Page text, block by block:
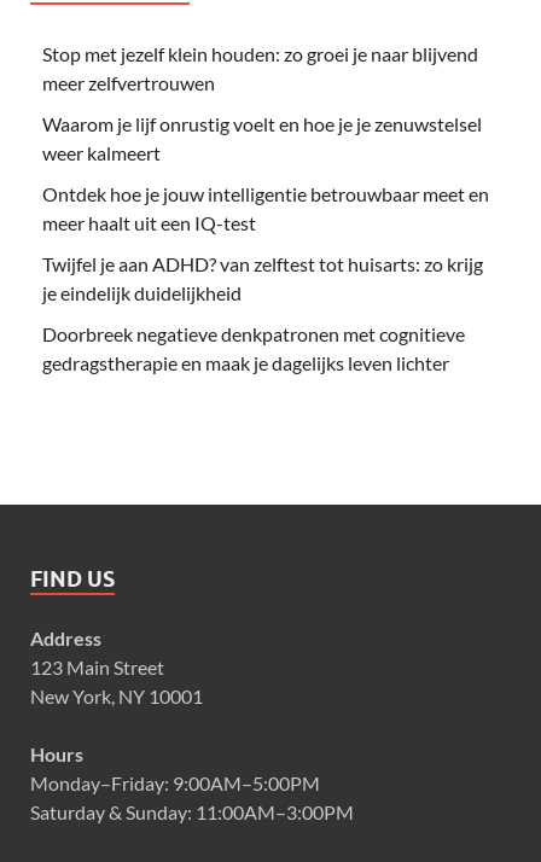
Stop met jezelf klein houden: zo groei je naar blijvend
meer zelfvertrouwen
Waarom je lijf onrustig voelt en hoe je je zenuwstelsel
weer kalmeert
Ontdek hoe je jouw intelligentie betrouwbaar meet en
meer haalt uit een IQ-test
Twijfel je aan ADHD? van zelftest tot huisarts: zo krijg
je eindelijk duidelijkheid
Doorbreek negatieve denkpatronen met cognitieve
gedragstherapie en maak je dagelijks leven lichter
FIND US
Address
123 Main Street
New York, NY 10001
Hours
Monday–Friday: 9:00AM–5:00PM
Saturday & Sunday: 11:00AM–3:00PM